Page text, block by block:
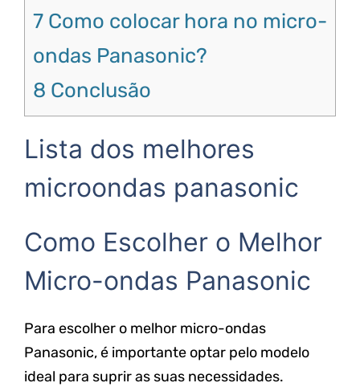
7 Como colocar hora no micro-
ondas Panasonic?
8 Conclusão
Lista dos melhores
microondas panasonic
Como Escolher o Melhor
Micro-ondas Panasonic
Para escolher o melhor micro-ondas
Panasonic, é importante optar pelo modelo
ideal para suprir as suas necessidades.